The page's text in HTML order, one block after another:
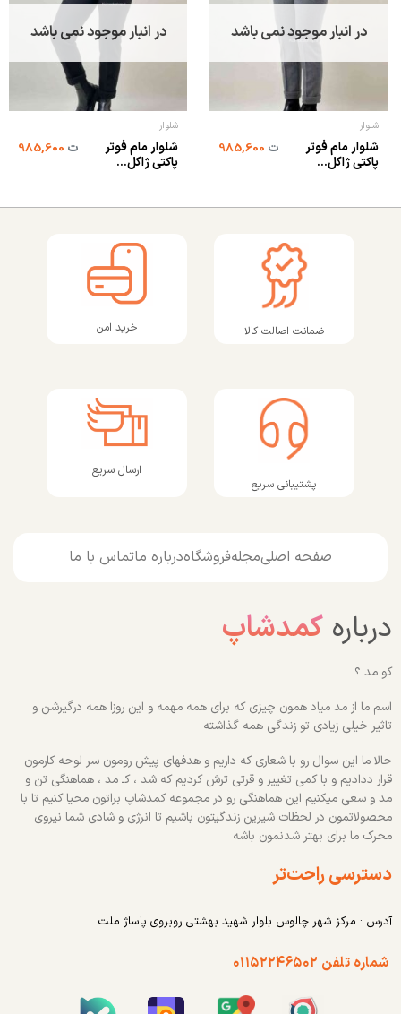
در انبار موجود نمی باشد
شلوار
شلوار مام فوتر
پاکتی ژاکل...
ت985,600
در انبار موجود نمی باشد
شلوار
شلوار مام فوتر
پاکتی ژاکل...
ت985,600
ضمانت اصالت کالا خرید امن
پشتیبانی سریع
ارسال سریع
صفحه اصلیمجلهفروشگاهدرباره ماتماس با ما
درباره کمدشاپ
کو مد ؟
اسم ما از مد میاد همون چیزی که برای همه مهمه و این روزا همه درگیرشن و
تاثیر خیلی زیادی تو زندگی همه گذاشته
حالا ما این سوال رو با شعاری که داریم و هدفهای پیش رومون سر لوحه کارمون
قرار ددادیم و با کمی تغییر و قرتی ترش کردیم که شد ، کـ مد ، هماهنگی تن و
مد و سعی میکنیم این هماهنگی رو در مجموعه کمدشاپ براتون محیا کنیم تا با
محصولاتمون در لحظات شیرین زندگیتون باشیم تا انرژی و شادی شما نیروی
محرک ما برای بهتر شدنمون باشه
دسترسی راحت‌تر
آدرس : مرکز شهر چالوس بلوار شهید بهشتی روبروی پاساژ ملت
شماره تلفن ۰۱۱۵۲۲۴۶۵۰۲